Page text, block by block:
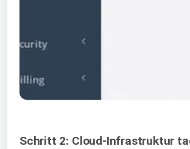
Schritt 2: Cloud-Infrastruktur